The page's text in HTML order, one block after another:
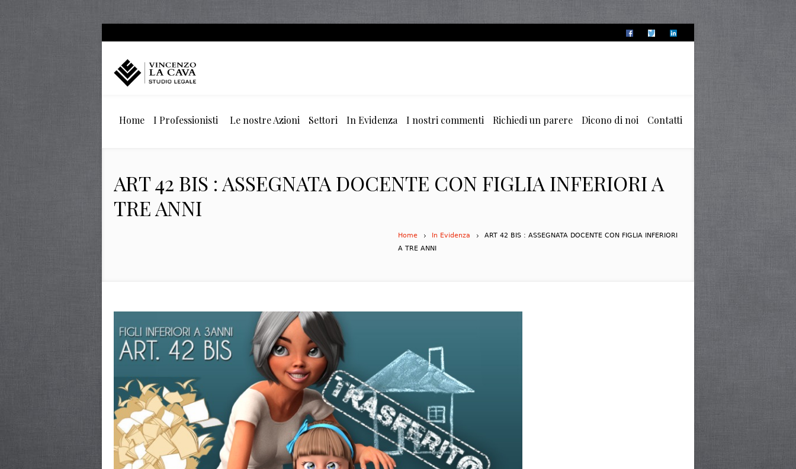
Home I Professionisti Le nostre Azioni Settori In Evidenza I nostri commenti Richiedi un parere Dicono di noi Contatti
ART 42 BIS : ASSEGNATA DOCENTE CON FIGLIA INFERIORI A
TRE ANNI
Home In Evidenza
ART 42 BIS : ASSEGNATA DOCENTE CON FIGLIA INFERIORI
A TRE ANNI